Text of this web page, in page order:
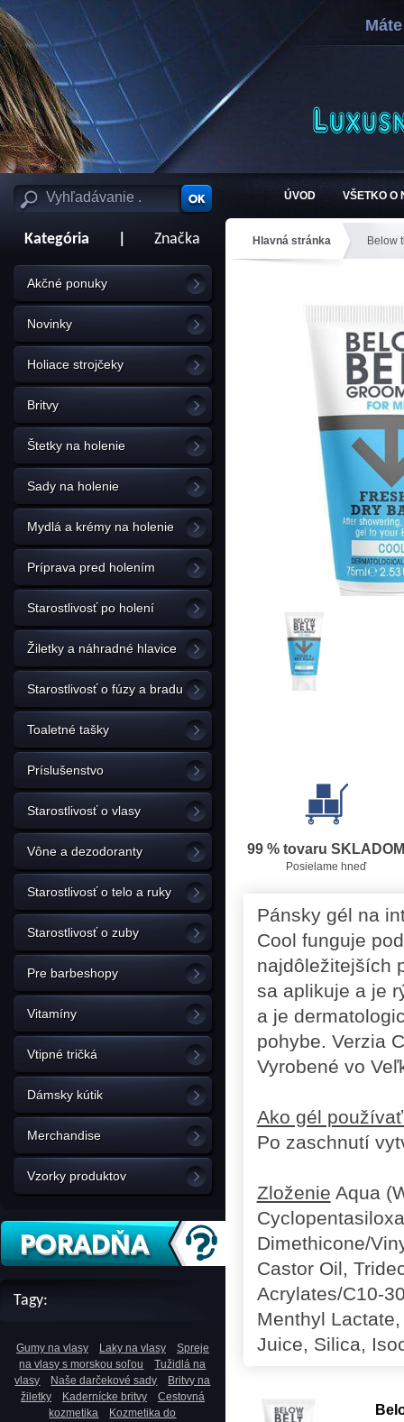
ÚVOD VŠETKO O
Kategória Značka
Akčné ponuky
Novinky
Holiace strojčeky
Britvy
Štetky na holenie
Sady na holenie
Mydlá a krémy na holenie
Príprava pred holením
Starostlivosť po holení
Žiletky a náhradné hlavice
Starostlivosť o fúzy a bradu
Toaletné tašky
Príslušenstvo
Starostlivosť o vlasy
Vône a dezodoranty
Starostlivosť o telo a ruky
Starostlivosť o zuby
Pre barbeshopy
Vitamíny
Vtipné tričká
Dámsky kútik
Merchandise
Vzorky produktov
Tagy:
Gumy na vlasy Laky na vlasy
Spreje
na vlasy s morskou soľou
Tužidlá na
vlasy
Naše darčekové sady
Britvy na
žiletky
Kadernícke britvy
Cestovná
kozmetika
Kozmetika do
Hlavná stránka Below
99 % tovaru SKLADOM
Posielame hneď
Pánsky gél na
Cool funguje
najdôležitejších
sa aplikuje a je
a je
pohybe. Verzia
Vyrobené vo
Ako gél
Po zaschnutí
Zloženie Aqua
Dimethicone/
Castor Oil,
Acrylates/C10-
Menthyl
Juice, Silica,